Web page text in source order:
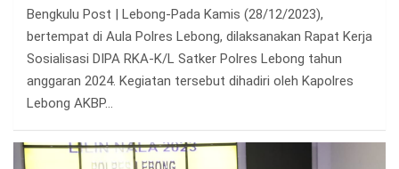
Bengkulu Post | Lebong-Pada Kamis (28/12/2023),
bertempat di Aula Polres Lebong, dilaksanakan Rapat Kerja
Sosialisasi DIPA RKA-K/L Satker Polres Lebong tahun
anggaran 2024. Kegiatan tersebut dihadiri oleh Kapolres
Lebong AKBP…